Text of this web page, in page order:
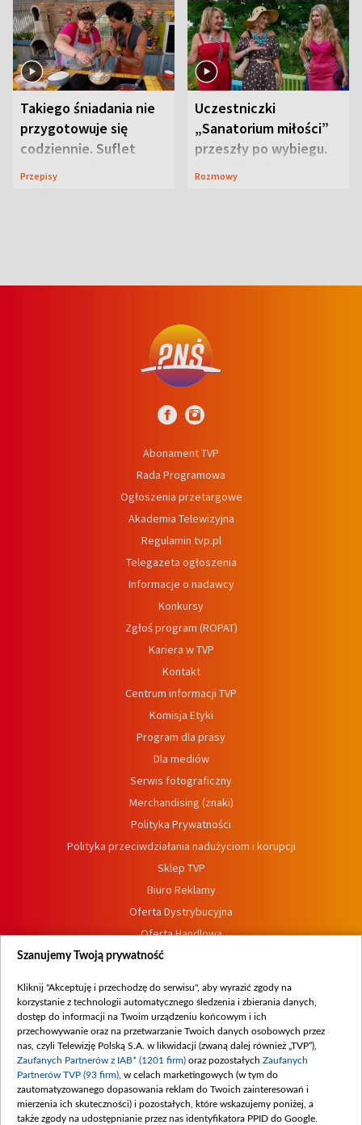
Takiego śniadania nie
przygotowuje się
codziennie. Suflet
serowy zachwyca
Przepisy
Uczestniczki
„Sanatorium miłości”
przeszły po wybiegu.
Te stylizacje
Rozmowy
Abonament TVP
Rada Programowa
Ogłoszenia przetargowe
Akademia Telewizyjna
Regulamin tvp.pl
Telegazeta ogłoszenia
Informacje o nadawcy
Konkursy
Zgłoś program (ROPAT)
Kariera w TVP
Kontakt
Centrum informacji TVP
Komisja Etyki
Program dla prasy
Dla mediów
Serwis fotograficzny
Merchandising (znaki)
Polityka Prywatności
Polityka przeciwdziałania nadużyciom i korupcji
Sklep TVP
Biuro Reklamy
Oferta Dystrybucyjna
Oferta Handlowa
Dostępność
Procedura zgłoszeń wewnętrznych
Szanujemy Twoją prywatność
Kliknij "Akceptuję i przechodzę do serwisu", aby wyrazić zgody na
korzystanie z technologii automatycznego śledzenia i zbierania danych,
dostęp do informacji na Twoim urządzeniu końcowym i ich
przechowywanie oraz na przetwarzanie Twoich danych osobowych przez
nas, czyli Telewizję Polską S.A. w likwidacji (zwaną dalej również „TVP”),
Zaufanych Partnerów z IAB* (1201 firm) oraz pozostałych Zaufanych
Partnerów TVP (93 firm) , w celach marketingowych (w tym do
zautomatyzowanego dopasowania reklam do Twoich zainteresowań i
mierzenia ich skuteczności) i pozostałych, które wskazujemy poniżej, a
także zgody na udostępnianie przez nas identyfikatora PPID do Google.